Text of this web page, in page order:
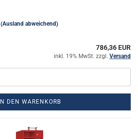
(Ausland abweichend)
786,36 EUR
inkl. 19% MwSt. zzgl. Versand
IN DEN WARENKORB